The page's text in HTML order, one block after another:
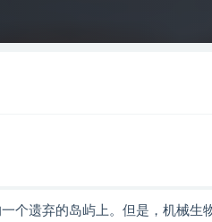
个遗弃的岛屿上。但是，机械生